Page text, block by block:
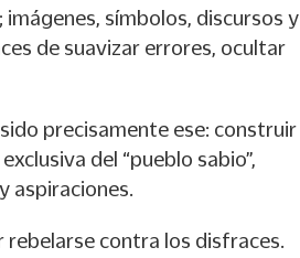
símbolos, discursos y
de suavizar errores, ocultar
precisamente ese: construir
del “pueblo sabio”,
aspiraciones.
rebelarse contra los disfraces.